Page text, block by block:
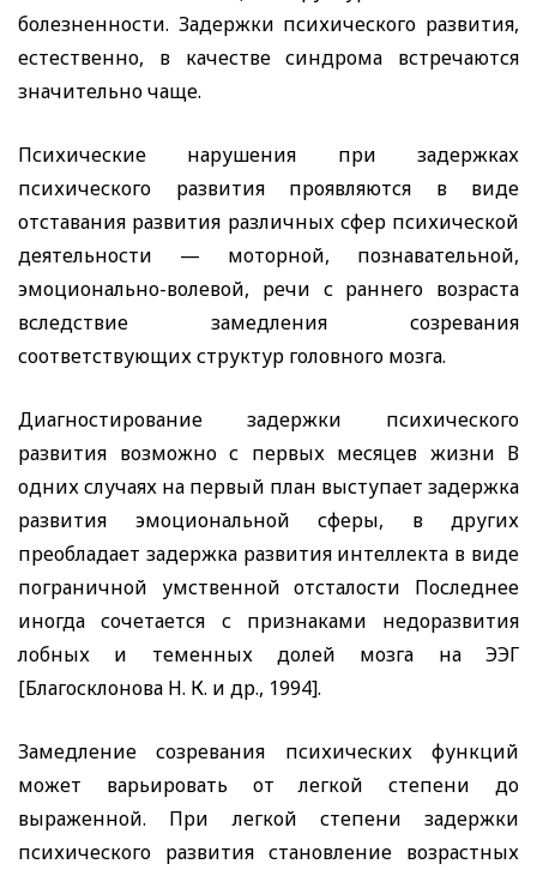
болезненности. Задержки психического развития,
естественно, в качестве синдрома встречаются
значительно чаще.
Психические нарушения при задержках
психического развития проявляются в виде
отставания развития различных сфер психической
деятельности — моторной, познавательной,
эмоционально-волевой, речи с раннего возраста
вследствие замедления созревания
соответствующих структур головного мозга.
Диагностирование задержки психического
развития возможно с первых месяцев жизни В
одних случаях на первый план выступает задержка
развития эмоциональной сферы, в других
преобладает задержка развития интеллекта в виде
пограничной умственной отсталости Последнее
иногда сочетается с признаками недоразвития
лобных и теменных долей мозга на ЭЭГ
[Благосклонова Н. К. и др., 1994].
Замедление созревания психических функций
может варьировать от легкой степени до
выраженной. При легкой степени задержки
психического развития становление возрастных